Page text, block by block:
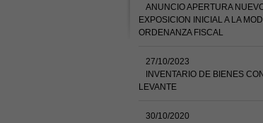
ANUNCIO APERTURA
EXPOSICION INICIAL A LA
ORDENANZA FISCAL
27/10/2023
INVENTARIO DE BIENES
LEVANTE
30/10/2020